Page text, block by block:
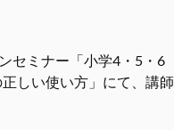
セミナー「小学4・5・6
しい使い方」にて、講師